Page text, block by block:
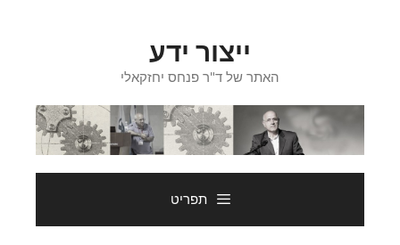
ייצור ידע
האתר של ד"ר פנחס יחזקאלי
תפריט